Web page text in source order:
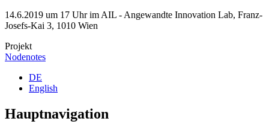
14.6.2019 um 17 Uhr im AIL - Angewandte Innovation Lab, Franz-
Josefs-Kai 3, 1010 Wien
Projekt
Nodenotes
DE
English
Hauptnavigation